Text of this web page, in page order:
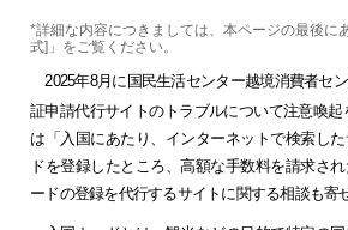
*詳細な内容につきましては、本ページの最後に
式]」をご覧ください。
2025年8月に国民生活センター越境消費者セ
証申請代行サイトのトラブルについて注意喚起
は「入国にあたり、インターネットで検索し
ドを登録したところ、高額な手数料を請求さ
ードの登録を代行するサイトに関する相談も寄